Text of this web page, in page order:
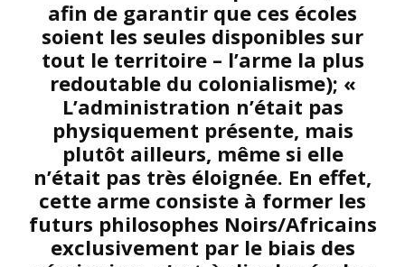
afin de garantir que ces écoles
soient les seules disponibles sur
tout le territoire – l’arme la plus
redoutable du colonialisme); «
L’administration n’était pas
physiquement présente, mais
plutôt ailleurs, même si elle
n’était pas très éloignée. En effet,
cette arme consiste à former les
futurs philosophes Noirs/Africains
exclusivement par le biais des